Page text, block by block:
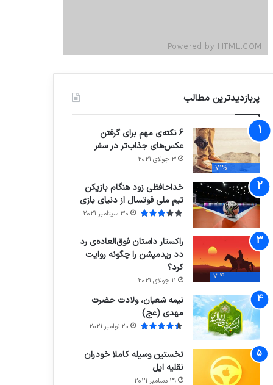
پربازدیدترین مطالب
71%
6 نکته‌ی مهم برای گرفتن
عکس‌های جذاب‌تر در سفر
3 جولای 2021
خداحافظی زود هنگام بازیکن
تیم ملی فوتسال از دنیای بازی
30 سپتامبر 2021
7.4
راکستار داستان فوق‌العاده‌ی رد
دد ریدمپشن را چگونه روایت
کرد؟
11 جولای 2021
نیمه شعبان، ولادت حضرت
مهدی (عج)
20 نوامبر 2021
نخستین وسیله کاملا خودران
نقلیه اپل
29 دسامبر 2021